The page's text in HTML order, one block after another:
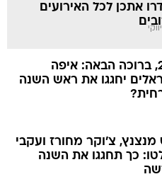
אתכן לכל האירועים
2017, ברוכה הבאה: איפה
יחגגו את ראש השנה
צ'וקר מחורז ועקבי
כך תחגגו את השנה